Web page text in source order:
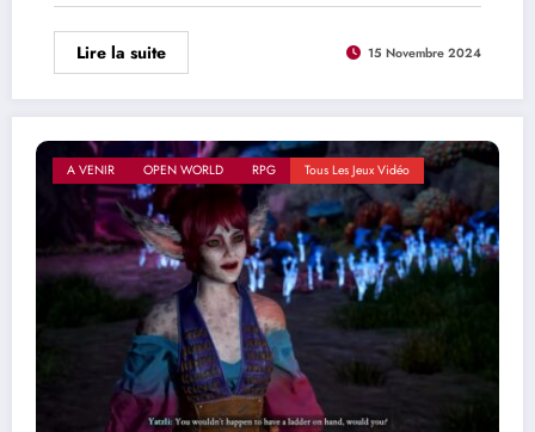
Lire la suite 15 Novembre 2024
A VENIR OPEN WORLD RPG Tous Les Jeux Vidéo